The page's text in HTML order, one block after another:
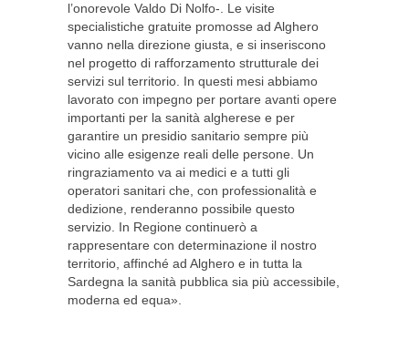
l’onorevole Valdo Di Nolfo-. Le visite
specialistiche gratuite promosse ad Alghero
vanno nella direzione giusta, e si inseriscono
nel progetto di rafforzamento strutturale dei
servizi sul territorio. In questi mesi abbiamo
lavorato con impegno per portare avanti opere
importanti per la sanità algherese e per
garantire un presidio sanitario sempre più
vicino alle esigenze reali delle persone. Un
ringraziamento va ai medici e a tutti gli
operatori sanitari che, con professionalità e
dedizione, renderanno possibile questo
servizio. In Regione continuerò a
rappresentare con determinazione il nostro
territorio, affinché ad Alghero e in tutta la
Sardegna la sanità pubblica sia più accessibile,
moderna ed equa».